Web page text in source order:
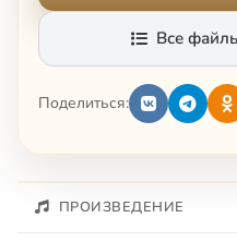
Все
Поделиться:
ПРОИЗВЕДЕНИЕ